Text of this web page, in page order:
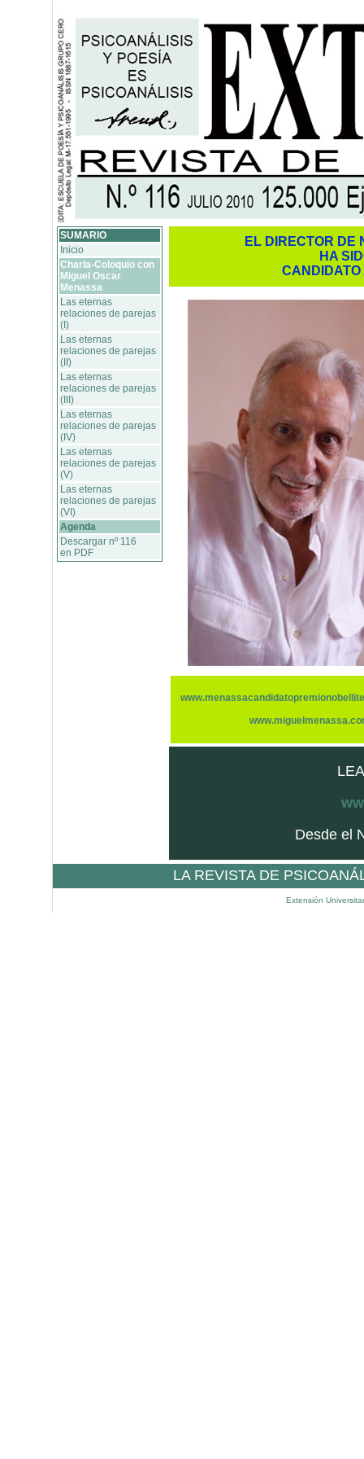
SUMARIO
Inicio
Charla-Coloquio con
Miguel Oscar
Menassa
Las eternas
relaciones de parejas
(I)
Las eternas
relaciones de parejas
(II)
Las eternas
relaciones de parejas
(III)
Las eternas
relaciones de parejas
(IV)
Las eternas
relaciones de parejas
(V)
Las eternas
relaciones de parejas
(VI)
Agenda
Descargar nº 116
en PDF
EL DIRECTOR DE
HA
Desde el
LA REVISTA DE
Extensión